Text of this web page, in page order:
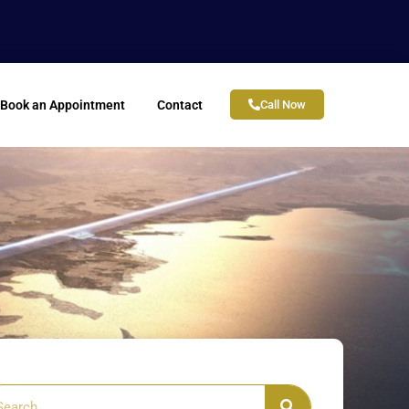
Book an Appointment Contact Call Now